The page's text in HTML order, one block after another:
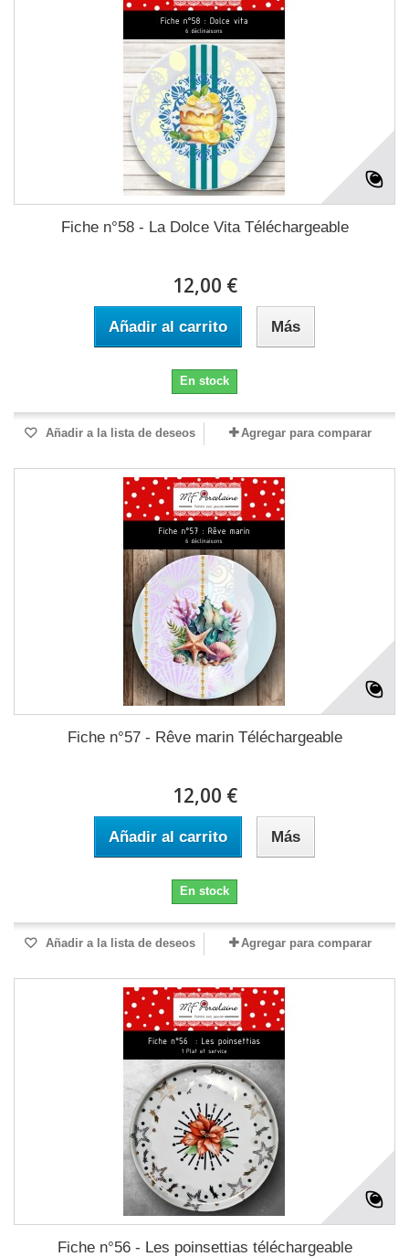
Fiche n°58 - La Dolce Vita Téléchargeable
12,00 €
Añadir al carrito Más
En stock
Añadir a la lista de deseos Agregar para comparar
Fiche n°57 - Rêve marin Téléchargeable
12,00 €
Añadir al carrito Más
En stock
Añadir a la lista de deseos Agregar para comparar
Fiche n°56 - Les poinsettias téléchargeable